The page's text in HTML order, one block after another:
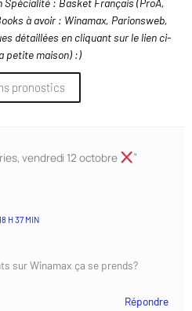
: Basket Français (ProA,
à avoir : Winamax, Parionsweb,
détaillées en cliquant sur le lien ci-
petite maison) :)
pronostics
vendredi 12 octobre ”
H 37 MIN
sur Winamax ça se prends?
Répondre